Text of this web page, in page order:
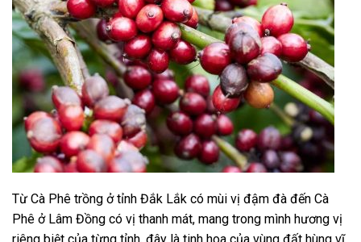
Từ Cà Phê trồng ở tỉnh Đắk Lắk có mùi vị đậm đà đến Cà
Phê ở Lâm Đồng có vị thanh mát, mang trong mình hương vị